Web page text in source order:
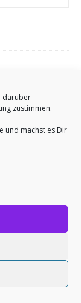
darüber
zustimmen.
und machst es Dir